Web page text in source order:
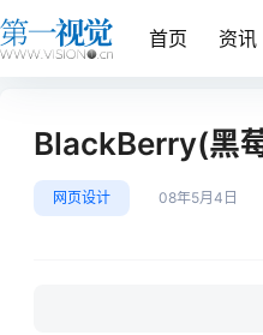
首页 资讯
BlackBerry(黑
网页设计 08年5月4日